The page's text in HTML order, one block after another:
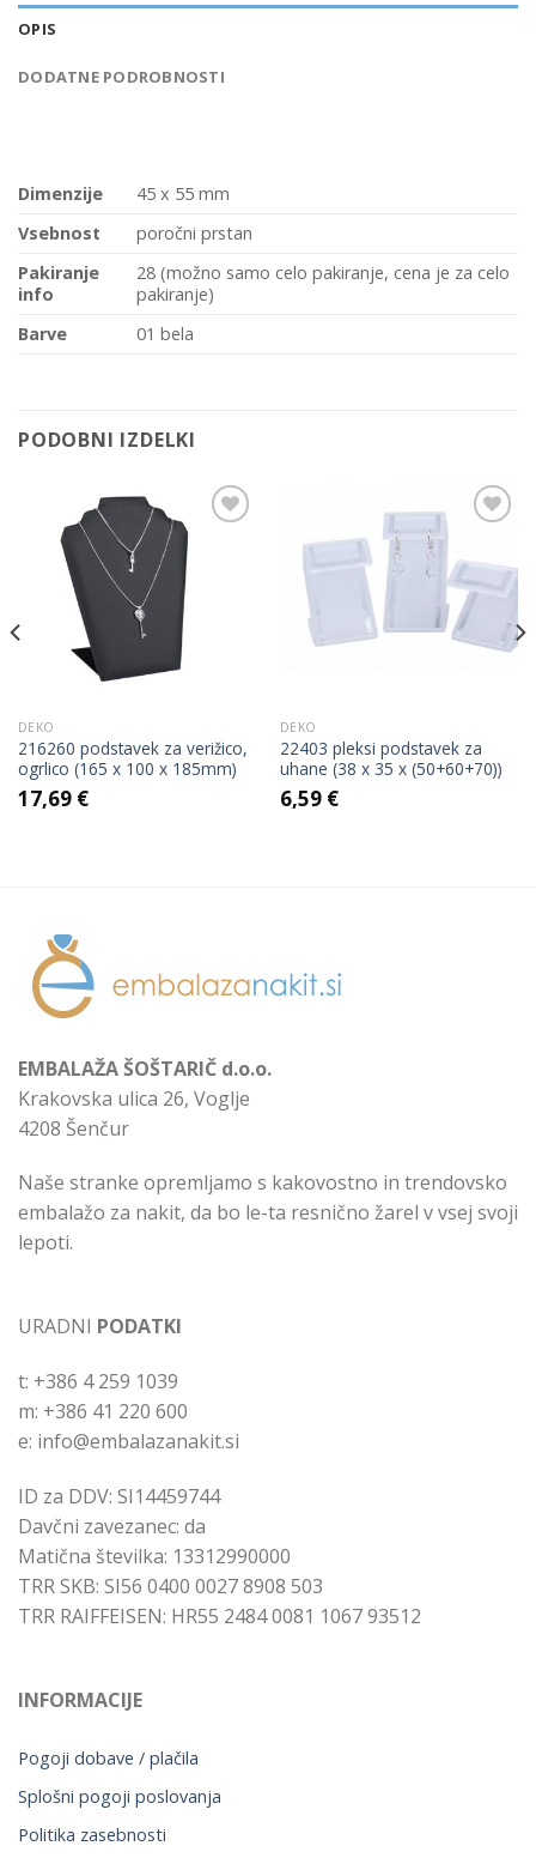
OPIS
DODATNE PODROBNOSTI
Dimenzije
45 x 55 mm
Vsebnost
poročni prstan
Pakiranje
info
28 (možno samo celo pakiranje, cena je za celo
pakiranje)
Barve
01 bela
PODOBNI IZDELKI
DEKO
216260 podstavek za verižico,
ogrlico (165 x 100 x 185mm)
17,69 €
Add to
Wishlist
DEKO
22403 pleksi podstavek za
uhane (38 x 35 x (50+60+70))
6,59 €
EMBALAŽA ŠOŠTARIČ d.o.o.
Krakovska ulica 26, Voglje
4208 Šenčur
Naše stranke opremljamo s kakovostno in trendovsko
embalažo za nakit, da bo le-ta resnično žarel v vsej svoji
lepoti.
URADNI PODATKI
t: +386 4 259 1039
m: +386 41 220 600
e: info@embalazanakit.si
ID za DDV: SI14459744
Davčni zavezanec: da
Matična številka: 13312990000
TRR SKB: SI56 0400 0027 8908 503
TRR RAIFFEISEN: HR55 2484 0081 1067 93512
INFORMACIJE
Pogoji dobave / plačila
Splošni pogoji poslovanja
Politika zasebnosti